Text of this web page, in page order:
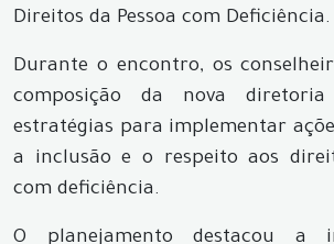
Direitos da Pessoa com Deficiência.
Durante o encontro, os
composição da nova
estratégias para implementar
a inclusão e o respeito aos
com deficiência.
O planejamento destacou a